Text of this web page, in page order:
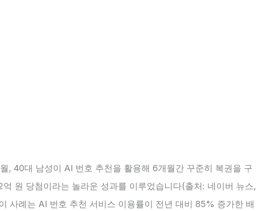
, 40대 남성이 AI 번호 추천을 활용해 6개월간 꾸준히 복권을 구
억 원 당첨이라는 놀라운 성과를 이루었습니다(출처: 네이버 뉴스,
사례는 AI 번호 추천 서비스 이용률이 전년 대비 85% 증가한 배